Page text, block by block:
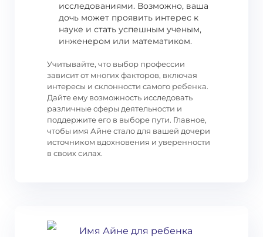
исследованиями. Возможно, ваша
дочь может проявить интерес к
науке и стать успешным ученым,
инженером или математиком.
Учитывайте, что выбор профессии
зависит от многих факторов, включая
интересы и склонности самого ребенка.
Дайте ему возможность исследовать
различные сферы деятельности и
поддержите его в выборе пути. Главное,
чтобы имя Айне стало для вашей дочери
источником вдохновения и уверенности
в своих силах.
Имя Айне для ребенка